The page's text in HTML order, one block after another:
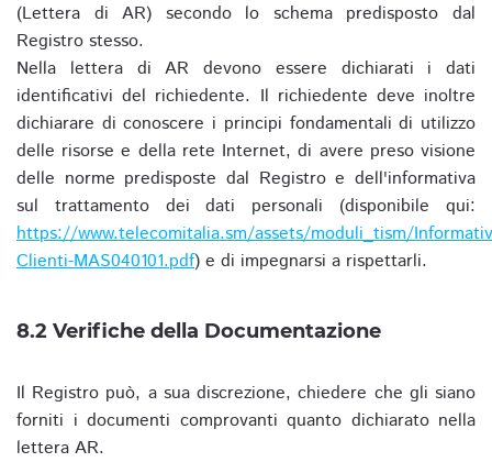
(Lettera di AR) secondo lo schema predisposto dal
Registro stesso.
Nella lettera di AR devono essere dichiarati i dati
identificativi del richiedente. Il richiedente deve inoltre
dichiarare di conoscere i principi fondamentali di utilizzo
delle risorse e della rete Internet, di avere preso visione
delle norme predisposte dal Registro e dell'informativa
sul trattamento dei dati personali (disponibile qui:
https://www.telecomitalia.sm/assets/moduli_tism/
Clienti-MAS040101.pdf) e di impegnarsi a rispettarli.
8.2 Verifiche della Documentazione
Il Registro può, a sua discrezione, chiedere che gli siano
forniti i documenti comprovanti quanto dichiarato nella
lettera AR.